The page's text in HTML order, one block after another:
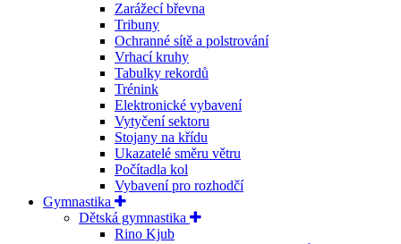
Zarážecí břevna
Tribuny
Ochranné sítě a polstrování
Vrhací kruhy
Tabulky rekordů
Trénink
Elektronické vybavení
Vytyčení sektoru
Stojany na křídu
Ukazatelé směru větru
Počítadla kol
Vybavení pro rozhodčí
Gymnastika
Dětská gymnastika
Rino Kjub